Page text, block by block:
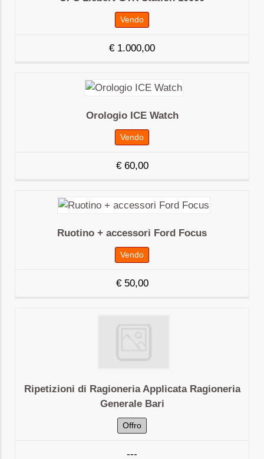
Vendo
€ 1.000,00
Orologio ICE Watch
Vendo
€60,00
Ruotino + accessori Ford Focus
Vendo
€50,00
Ripetizioni di Ragioneria Applicata Ragioneria
Generale Bari
Offro
---